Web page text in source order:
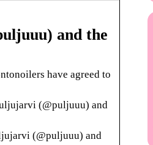
and the
have agreed to
(@puljuuu) and
(@puljuuu) and